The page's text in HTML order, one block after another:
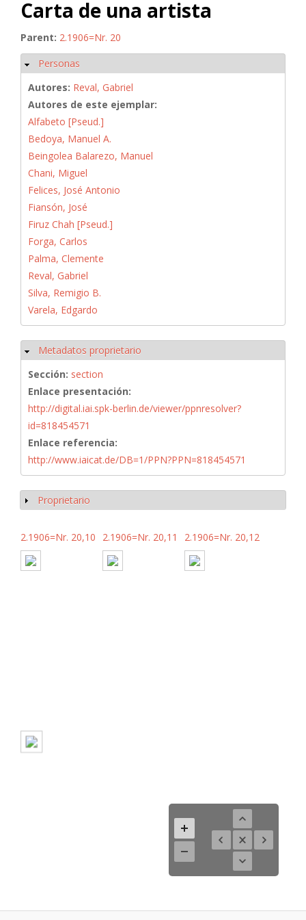
Carta de una artista
Parent: 2.1906=Nr. 20
Ocultar
Personas
Autores: Reval, Gabriel
Autores de este ejemplar:
Alfabeto [Pseud.]
Bedoya, Manuel A.
Beingolea Balarezo, Manuel
Chani, Miguel
Felices, José Antonio
Fiansón, José
Firuz Chah [Pseud.]
Forga, Carlos
Palma, Clemente
Reval, Gabriel
Silva, Remigio B.
Varela, Edgardo
Ocultar
Metadatos proprietario
Sección: section
Enlace presentación:
http://digital.iai.spk-berlin.de/viewer/ppnresolver?
id=818454571
Enlace referencia:
http://www.iaicat.de/DB=1/PPN?PPN=818454571
Mostrar
Proprietario
2.1906=Nr. 20,10 2.1906=Nr. 20,11 2.1906=Nr. 20,12